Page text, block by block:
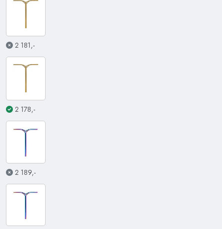
2 181,-
2 178,-
2 189,-